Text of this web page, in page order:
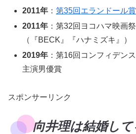
2011年 ：第35回エランドール賞
2011年 ：第32回ヨコハマ映画
（『BECK』『ハナミズキ』）
2019年 ：第16回コンフィデン
主演男優賞
スポンサーリンク
向井理は結婚し